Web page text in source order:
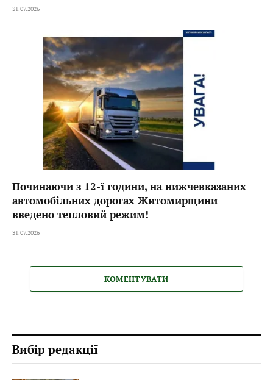
31.07.2026
Починаючи з 12-ї години, на нижчевказаних
автомобільних дорогах Житомирщини
введено тепловий режим!
31.07.2026
КОМЕНТУВАТИ
Вибір редакції